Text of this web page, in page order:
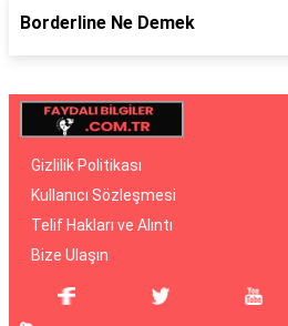
Borderline Ne Demek
Gizlilik Politikası
Kullanıcı Sözleşmesi
Telif Hakları ve Alıntı
Bize Ulaşın